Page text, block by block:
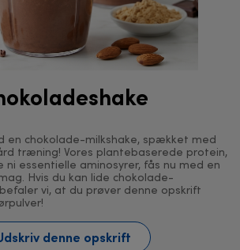
en chokolade-milkshake, spækket med
træning! Vores plantebaserede protein,
ni essentielle aminosyrer, fås nu med en
Hvis du kan lide chokolade-
vi, at du prøver denne opskrift
denne opskrift